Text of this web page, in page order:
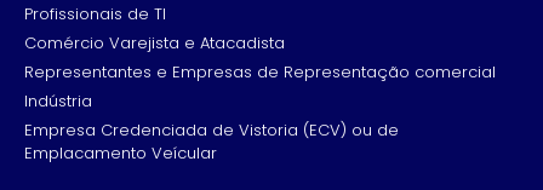
Profissionais de TI
Comércio Varejista e Atacadista
Representantes e Empresas de Representação comercial
Indústria
Empresa Credenciada de Vistoria (ECV) ou de
Emplacamento Veícular